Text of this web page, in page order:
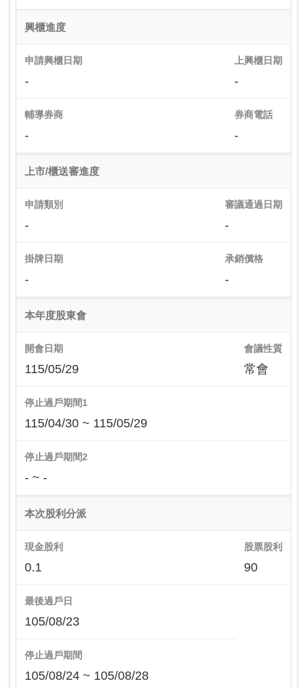
興櫃進度
申請興櫃日期
-
上興櫃日期
-
輔導券商
-
券商電話
-
上市/櫃送審進度
申請類別
-
審議通過日期
-
掛牌日期
-
承銷價格
-
本年度股東會
開會日期
115/05/29
會議性質
常會
停止過戶期間1
115/04/30 ~ 115/05/29
停止過戶期間2
- ~ -
本次股利分派
現金股利
0.1
股票股利
90
最後過戶日
105/08/23
停止過戶期間
105/08/24 ~ 105/08/28